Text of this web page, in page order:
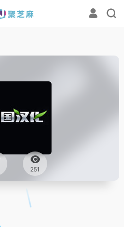
251